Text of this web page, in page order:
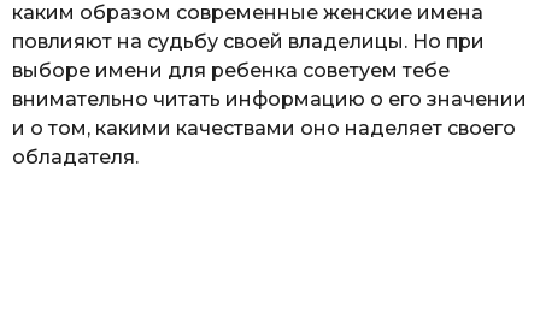
каким образом современные женские имена
повлияют на судьбу своей владелицы. Но при
выборе имени для ребенка советуем тебе
внимательно читать информацию о его значении
и о том, какими качествами оно наделяет своего
обладателя.